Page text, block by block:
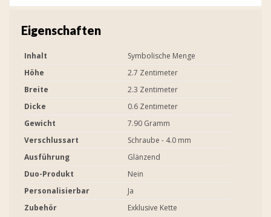
Eigenschaften
Inhalt
Symbolische Menge
Höhe
2.7 Zentimeter
Breite
2.3 Zentimeter
Dicke
0.6 Zentimeter
Gewicht
7.90 Gramm
Verschlussart
Schraube - 4.0 mm
Ausführung
Glänzend
Duo-Produkt
Nein
Personalisierbar
Ja
Zubehör
Exklusive Kette